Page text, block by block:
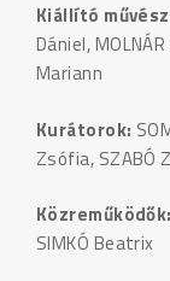
Kiállító
Dániel,
Mariann
Kurátorok:
Zsófia, SZABÓ
Közreműködők:
SIMKÓ Beatrix